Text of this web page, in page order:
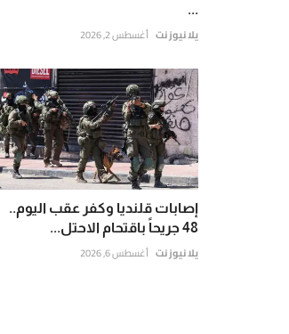
...
يلا نيوز نت أغسطس 2, 2026
إصابات قلنديا وكفر عقب اليوم..
48 جريحاً باقتحام الاحتل...
يلا نيوز نت أغسطس 6, 2026